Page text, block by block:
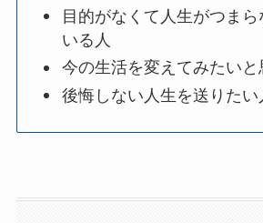
目的がなくて人生がつま
いる人
今の生活を変えてみたいと
後悔しない人生を送りたい